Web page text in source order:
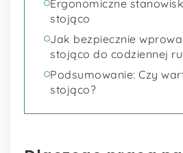
Ergonomiczne
stojąco
Jak bezpiecznie
stojąco do codziennej
Podsumowanie: Czy
stojąco?